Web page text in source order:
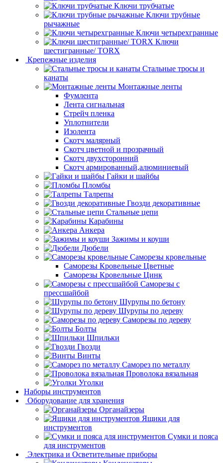
Ключи трубчатые
Ключи трубные
рычажные
Ключи четырехгранные
Ключи
шестигранные/ TORX
Крепежные изделия
Стальные тросы и
канаты
Монтажные ленты
Фумлента
Лента сигнальная
Стрейч пленка
Уплотнители
Изолента
Скотч малярный
Скотч цветной и прозрачный
Скотч двухсторонний
Скотч армированный,алюминиевый
Гайки и шайбы
Пломбы
Талрепы
Гвозди декоративные
Стальные цепи
Карабины
Анкера
Зажимы и коуши
Дюбели
Саморезы кровельные
Саморезы Кровельные Цветные
Саморезы Кровельные Цинк
Саморезы с
прессшайбой
Шурупы по бетону
Шурупы по дереву
Саморезы по дереву
Болты
Шпильки
Гвозди
Винты
Саморез по металлу
Проволока вязальная
Уголки
Наборы инструментов
Оборудование для хранения
Органайзеры
Ящики для
инструментов
Сумки и пояса
для инструментов
Электрика и Осветительные приборы